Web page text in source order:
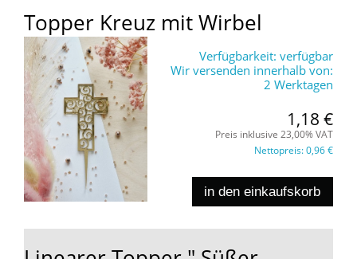
Topper Kreuz mit Wirbel
Verfügbarkeit: verfügbar
Wir versenden innerhalb von:
2 Werktagen
1,18 €
Preis inklusive 23,00% VAT
Nettopreis:0,96 €
in den einkaufskorb